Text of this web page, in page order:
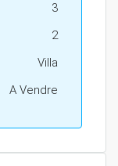
3
2
Villa
A Vendre